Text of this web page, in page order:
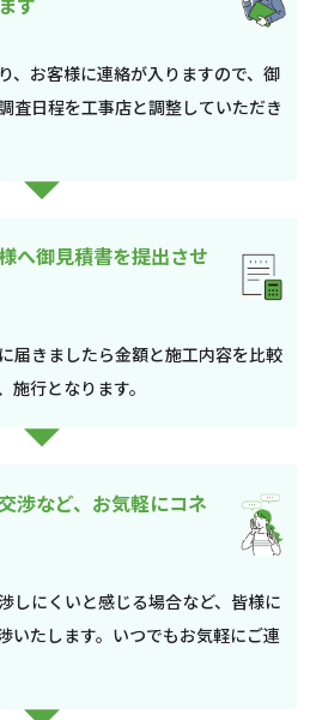
、お客様に連絡が入りますので、御
査日程を工事店と調整していただき
へ御見積書を提出させ
届きましたら金額と施工内容を比較
施行となります。
渉など、お気軽にコネ
しにくいと感じる場合など、皆様に
いたします。いつでもお気軽にご連